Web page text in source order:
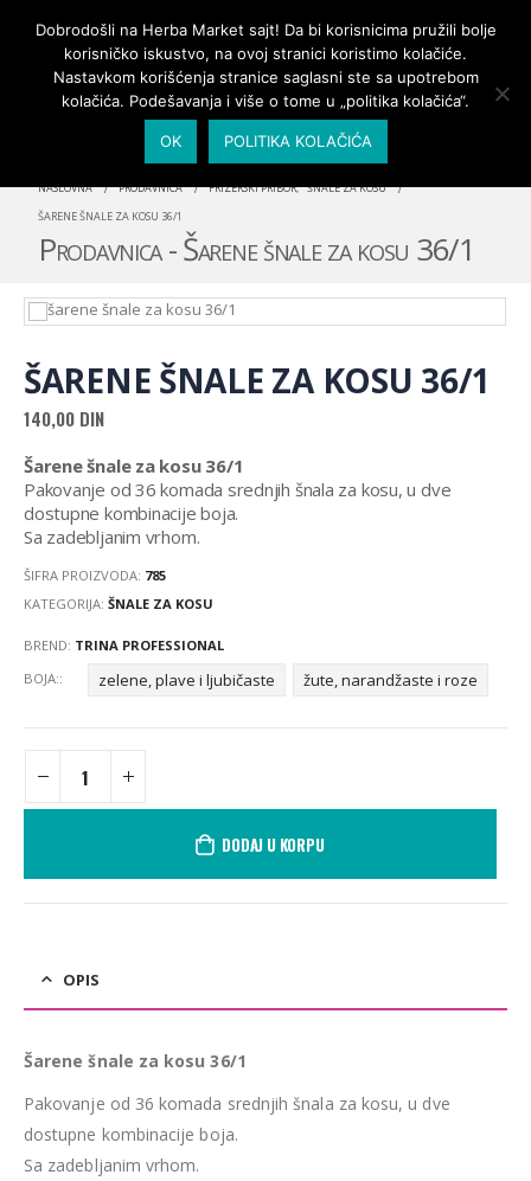
PRIJAVA/MOJ NALOG
NASLOVNA PRODAVNICA FRIZERSKI PRIBOR, ŠNALE ZA KOSU
ŠARENE ŠNALE ZA KOSU 36/1
Prodavnica - Šarene šnale za kosu 36/1
ŠARENE ŠNALE ZA KOSU 36/1
140,00 DIN
Šarene šnale za kosu 36/1
Pakovanje od 36 komada srednjih šnala za kosu, u dve
dostupne kombinacije boja.
Sa zadebljanim vrhom.
ŠIFRA PROIZVODA: 785
KATEGORIJA: ŠNALE ZA KOSU
BREND: TRINA PROFESSIONAL
BOJA:
zelene, plave i ljubičaste žute, narandžaste i roze
DODAJ U KORPU
OPIS
Šarene šnale za kosu 36/1
Pakovanje od 36 komada srednjih šnala za kosu, u dve
dostupne kombinacije boja.
Sa zadebljanim vrhom.
Dobrodošli na Herba Market sajt! Da bi korisnicima pružili bolje
korisničko iskustvo, na ovoj stranici koristimo kolačiće.
Nastavkom korišćenja stranice saglasni ste sa upotrebom
kolačića. Podešavanja i više o tome u „politika kolačića“.
OK POLITIKA KOLAČIĆA